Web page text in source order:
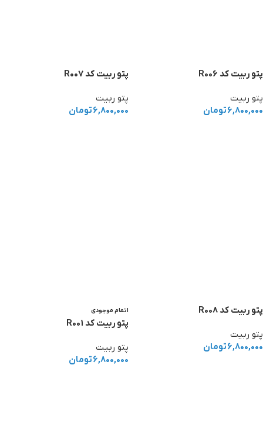
پتو ربیت کد R006
پتو ربیت
۶,۸۰۰,۰۰۰تومان
پتو ربیت کد R007
پتو ربیت
۶,۸۰۰,۰۰۰تومان
پتو ربیت کد R008
پتو ربیت
۶,۸۰۰,۰۰۰تومان
اتمام موجودی
پتو ربیت کد R001
پتو ربیت
۶,۸۰۰,۰۰۰تومان